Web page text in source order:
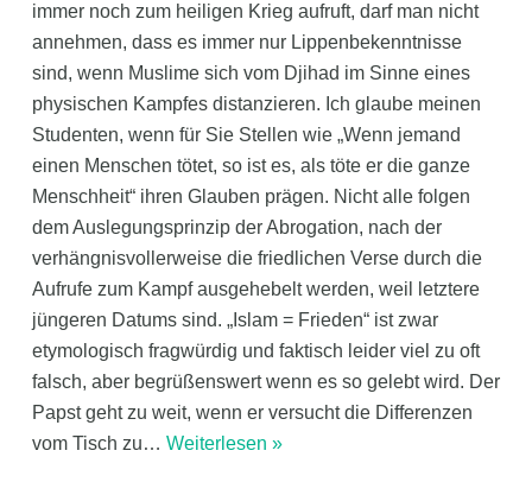
immer noch zum heiligen Krieg aufruft, darf man nicht
annehmen, dass es immer nur Lippenbekenntnisse
sind, wenn Muslime sich vom Djihad im Sinne eines
physischen Kampfes distanzieren. Ich glaube meinen
Studenten, wenn für Sie Stellen wie „Wenn jemand
einen Menschen tötet, so ist es, als töte er die ganze
Menschheit“ ihren Glauben prägen. Nicht alle folgen
dem Auslegungsprinzip der Abrogation, nach der
verhängnisvollerweise die friedlichen Verse durch die
Aufrufe zum Kampf ausgehebelt werden, weil letztere
jüngeren Datums sind. „Islam = Frieden“ ist zwar
etymologisch fragwürdig und faktisch leider viel zu oft
falsch, aber begrüßenswert wenn es so gelebt wird. Der
Papst geht zu weit, wenn er versucht die Differenzen
vom Tisch zu… Weiterlesen »